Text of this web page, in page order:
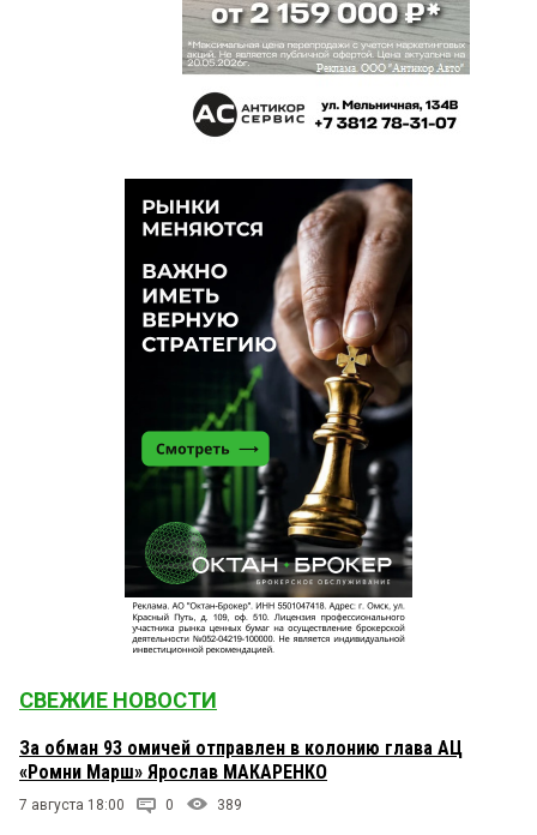
СВЕЖИЕ НОВОСТИ
За обман 93 омичей отправлен в колонию глава АЦ
«Ромни Марш» Ярослав МАКАРЕНКО
7 августа 18:00 0 389